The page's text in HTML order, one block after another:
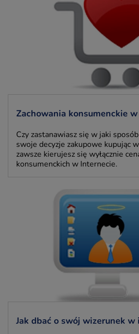
Zachowania konsumenckie
Czy zastanawiasz się w jaki
swoje decyzje zakupowe kupując
zawsze kierujesz się wyłącznie
konsumenckich w Internecie.
Jak dbać o swój wizerunek w